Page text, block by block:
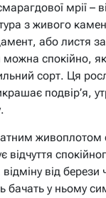
мрії –
з живого
або листя
можна спокійно,
сорт. Ця
подвір’я,
відчуття
від берези
бачать у ньому